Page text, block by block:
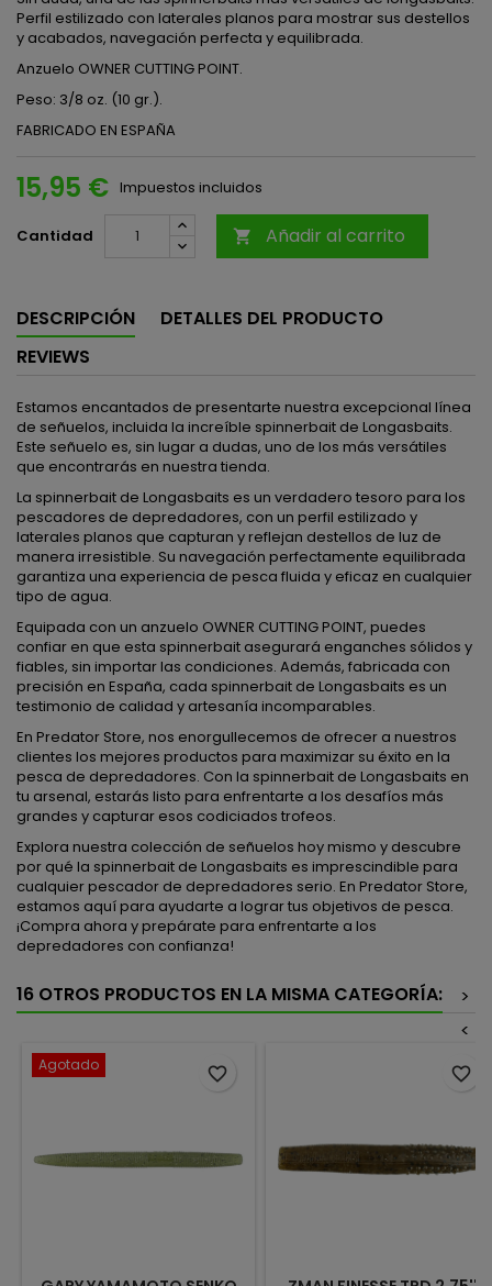
Perfil estilizado con laterales planos para mostrar sus destellos
y acabados, navegación perfecta y equilibrada.
Anzuelo OWNER CUTTING POINT.
Peso: 3/8 oz. (10 gr.).
FABRICADO EN ESPAÑA
15,95 € Impuestos incluidos
Cantidad  Añadir al carrito
DESCRIPCIÓN
DETALLES DEL PRODUCTO
REVIEWS
Estamos encantados de presentarte nuestra excepcional línea
de señuelos, incluida la increíble spinnerbait de Longasbaits.
Este señuelo es, sin lugar a dudas, uno de los más versátiles
que encontrarás en nuestra tienda.
La spinnerbait de Longasbaits es un verdadero tesoro para los
pescadores de depredadores, con un perfil estilizado y
laterales planos que capturan y reflejan destellos de luz de
manera irresistible. Su navegación perfectamente equilibrada
garantiza una experiencia de pesca fluida y eficaz en cualquier
tipo de agua.
Equipada con un anzuelo OWNER CUTTING POINT, puedes
confiar en que esta spinnerbait asegurará enganches sólidos y
fiables, sin importar las condiciones. Además, fabricada con
precisión en España, cada spinnerbait de Longasbaits es un
testimonio de calidad y artesanía incomparables.
En Predator Store, nos enorgullecemos de ofrecer a nuestros
clientes los mejores productos para maximizar su éxito en la
pesca de depredadores. Con la spinnerbait de Longasbaits en
tu arsenal, estarás listo para enfrentarte a los desafíos más
grandes y capturar esos codiciados trofeos.
Explora nuestra colección de señuelos hoy mismo y descubre
por qué la spinnerbait de Longasbaits es imprescindible para
cualquier pescador de depredadores serio. En Predator Store,
estamos aquí para ayudarte a lograr tus objetivos de pesca.
¡Compra ahora y prepárate para enfrentarte a los
depredadores con confianza!
16 OTROS PRODUCTOS EN LA MISMA CATEGORÍA:
>
<
Agotado favorite_border favorite_border